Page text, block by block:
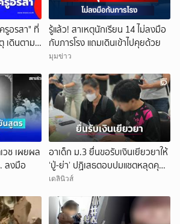
รูอรสา" ที่
เดินตาม
รู้แล้ว! สาเหตุนักเรียน 14 ไม่ลงมือ
กับภารโรง แถมเดินเข้าไปคุยด้วย
มุมข่าว
วช เผยผล
ลงมือ
อาเด็ก ม.3 ยื่นขอรับเงินเยียวยาให้
‘ปู่-ย่า’ ปฏิเสธตอบปมแชตหลุดคุย
แม่ ‘ถูกกลั่นแกล้ง’
เดลินิวส์